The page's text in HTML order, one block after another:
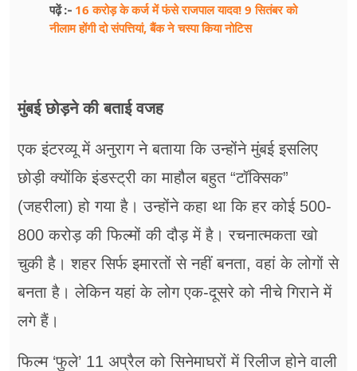
पढ़ें :- 16 करोड़ के कर्ज में फंसे राजपाल यादव! 9 सितंबर को
नीलाम होंगी दो संपत्तियां, बैंक ने चस्पा किया नोटिस
मुंबई छोड़ने की बताई वजह
एक इंटरव्यू में अनुराग ने बताया कि उन्होंने मुंबई इसलिए
छोड़ी क्योंकि इंडस्ट्री का माहौल बहुत “टॉक्सिक”
(जहरीला) हो गया है। उन्होंने कहा था कि हर कोई 500-
800 करोड़ की फिल्मों की दौड़ में है। रचनात्मकता खो
चुकी है। शहर सिर्फ इमारतों से नहीं बनता, वहां के लोगों से
बनता है। लेकिन यहां के लोग एक-दूसरे को नीचे गिराने में
लगे हैं।
फिल्म ‘फुले’ 11 अप्रैल को सिनेमाघरों में रिलीज होने वाली